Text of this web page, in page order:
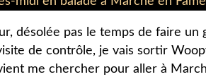
désolée pas le temps de faire
de contrôle, je vais sortir
me chercher pour aller à